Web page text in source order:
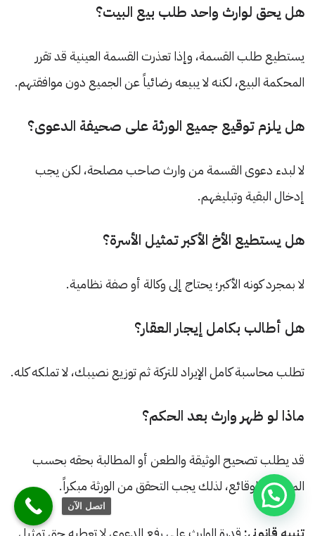
هل يحق لوارث واحد طلب بيع البيت؟
يستطيع طلب القسمة، وإذا تعذرت القسمة العينية قد تقرر
المحكمة البيع، لكنه لا يبيعه رضائياً عن الجميع دون موافقتهم.
هل يلزم توقيع جميع الورثة على صحيفة الدعوى؟
لا لبدء دعوى القسمة من وارث صاحب مصلحة، لكن يجب
إدخال البقية وتبليغهم.
هل يستطيع الأخ الأكبر تمثيل الأسرة؟
لا بمجرد كونه الأكبر؛ يحتاج إلى وكالة أو صفة نظامية.
هل أطالب بكامل إيجار العقار؟
تطلب محاسبة كامل الإيراد للتركة ثم توزيع نصيبك، لا تملكه كله.
ماذا لو ظهر وارث بعد الحكم؟
قد يطلب تصحيح الوثيقة والطعن أو المطالبة بحقه بحسب
المرحلة والوقائع، لذلك يجب التحقق من الورثة مبكراً.
اتصل الآن